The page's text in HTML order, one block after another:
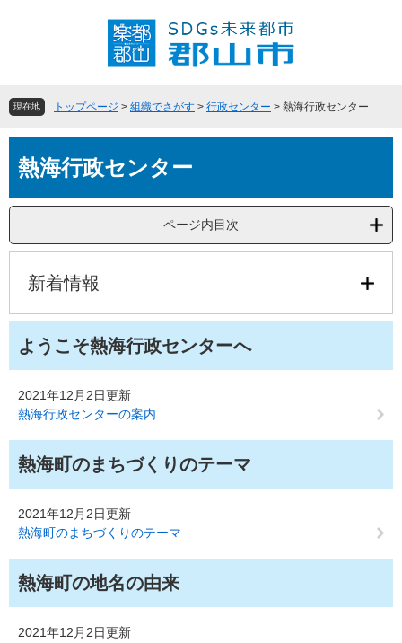
頭
す
飛
し
文
現在地 トップページ > 組織でさがす > 行政センター > 熱海行政センター
文熱海行政センター
ページ内目次
新着情報
ようこそ熱海行政センターへ
2021年12月2日更新
熱海行政センターの案内
熱海町のまちづくりのテーマ
2021年12月2日更新
熱海町のまちづくりのテーマ
熱海町の地名の由来
2021年12月2日更新